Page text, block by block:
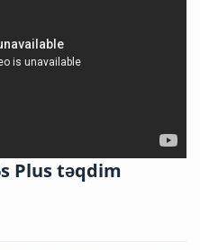
Plus təqdim